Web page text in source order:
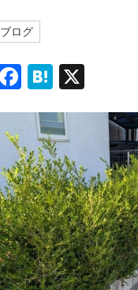
ブログ
F
e
b
o
o
k
H
e
n
a